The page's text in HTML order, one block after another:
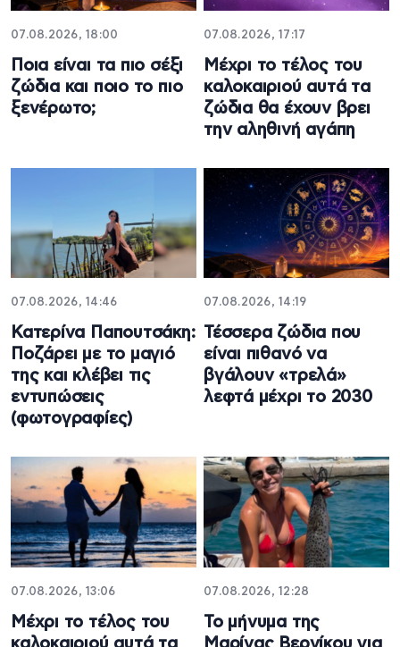
07.08.2026, 18:00
Ποια είναι τα πιο σέξι
ζώδια και ποιο το πιο
ξενέρωτο;
07.08.2026, 17:17
Μέχρι το τέλος του
καλοκαιριού αυτά τα
ζώδια θα έχουν βρει
την αληθινή αγάπη
07.08.2026, 14:46
Κατερίνα Παπουτσάκη:
Ποζάρει με το μαγιό
της και κλέβει τις
εντυπώσεις
(φωτογραφίες)
07.08.2026, 14:19
Τέσσερα ζώδια που
είναι πιθανό να
βγάλουν «τρελά»
λεφτά μέχρι το 2030
07.08.2026, 13:06
Μέχρι το τέλος του
καλοκαιριού αυτά τα
07.08.2026, 12:28
Το μήνυμα της
Μαρίνας Βερνίκου για